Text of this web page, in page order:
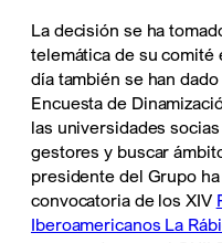
La decisión se ha
telemática de su
día también se han
Encuesta de
las universidades
gestores y buscar
presidente del Grupo
convocatoria de los XIV
Iberoamericanos La